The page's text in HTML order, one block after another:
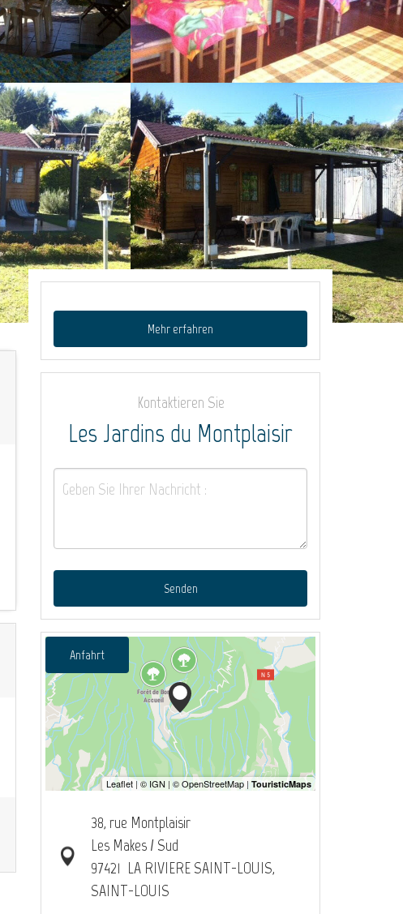
Mehr erfahren
Kontaktieren Sie
Les Jardins du Montplaisir
Senden
Anfahrt
38, rue Montplaisir
Les Makes / Sud
97421 LA RIVIERE SAINT-LOUIS,
SAINT-LOUIS